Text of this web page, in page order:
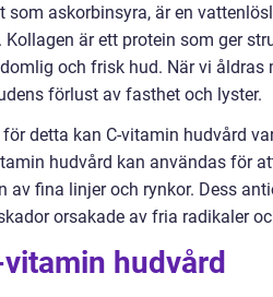
som askorbinsyra, är en
är ett protein som ger
och frisk hud. När vi
förlust av fasthet och lyster.
detta kan C-vitamin hudvård
hudvård kan användas för
av fina linjer och rynkor. Dess
orsakade av fria radikaler
hudvård